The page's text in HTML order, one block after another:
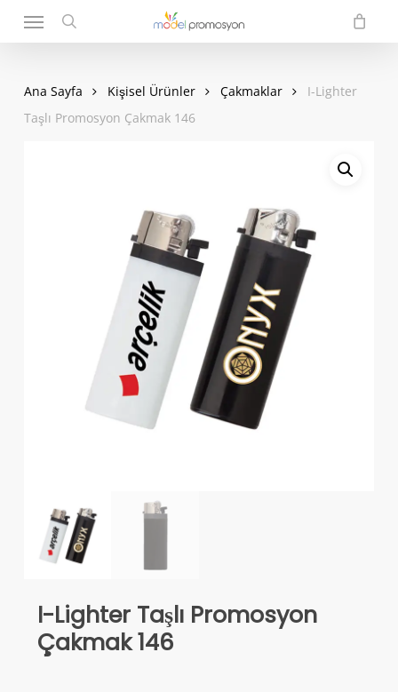
search
Menu
Ana Sayfa Kişisel Ürünler Çakmaklar
I-Lighter
Taşlı Promosyon Çakmak 146
I-Lighter Taşlı Promosyon
Çakmak 146